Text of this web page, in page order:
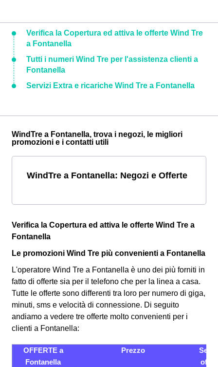
Verifica la Copertura ed attiva le offerte Wind Tre
a Fontanella
Tutti i numeri Wind Tre per l'assistenza clienti a
Fontanella
Servizi Extra e ricariche Wind Tre a Fontanella
WindTre a Fontanella, trova i negozi, le migliori
promozioni e i contatti utili
WindTre a Fontanella: Negozi e Offerte
Verifica la Copertura ed attiva le offerte Wind Tre a
Fontanella
Le promozioni Wind Tre più convenienti a Fontanella
L'operatore Wind Tre a Fontanella è uno dei più forniti in
fatto di offerte sia per il telefono che per la linea a casa.
Tutte le offerte sono differenti tra loro per numero di giga,
minuti, sms e velocità di connessione. Di seguito
andiamo a vedere tre offerte molto convenienti per i
clienti a Fontanella:
OFFERTE a
Fontanella
Prezzo